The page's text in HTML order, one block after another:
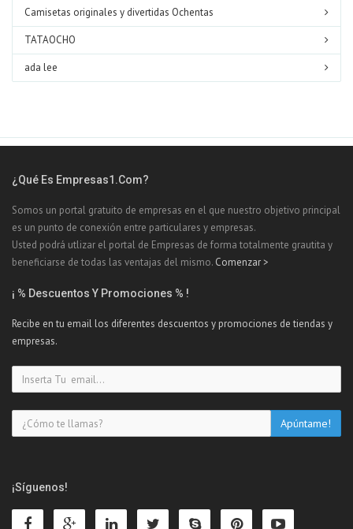
Camisetas originales y divertidas Ochentas
TATAOCHO
ada lee
¿Qué Es Empresas1.com?
Somos un portal gratuito de empresas en el que nuestro objetivo principal
es un punto de conexión entre particulares y empresas.
Usted podrá utlizar el portal de Empresas de forma totalmente grautita y
beneficiarse de todas las ventajas del mismo. Comenzar >
¡ % Descuentos Y Promociones % !
Recibe en tu email los diferentes descuentos y promociones de tiendas y
empresas.
¡Síguenos!